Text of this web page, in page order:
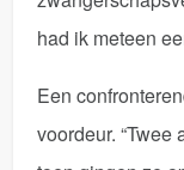
had ik meteen
Een
voordeur. “Twee